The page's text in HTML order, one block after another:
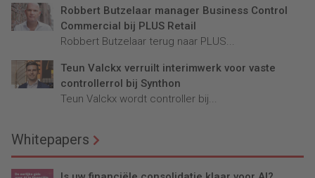
Robbert Butzelaar manager Business Control
Commercial bij PLUS Retail
Robbert Butzelaar terug naar PLUS...
Teun Valckx verruilt interimwerk voor vaste
controllerrol bij Synthon
Teun Valckx wordt controller bij...
Whitepapers